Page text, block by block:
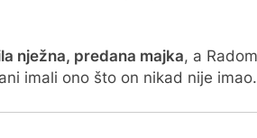
nježna, predana majka, a
imali ono što on nikad nije imao.